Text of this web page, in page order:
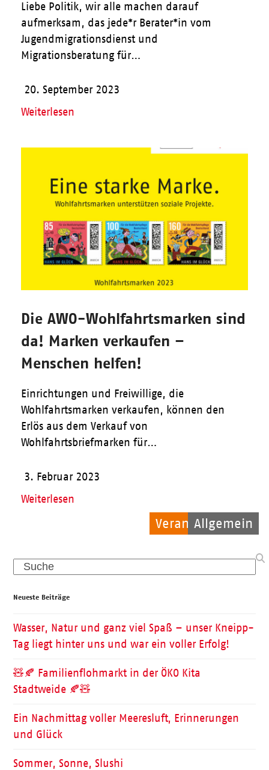
Veranstaltungen
Migration
Liebe Politik, wir alle machen darauf
aufmerksam, das jede*r Berater*in vom
Jugendmigrationsdienst und
Migrationsberatung für…
20. September 2023
Weiterlesen
Allgemein
Die AWO-Wohlfahrtsmarken sind
da! Marken verkaufen –
Menschen helfen!
Einrichtungen und Freiwillige, die
Wohlfahrtsmarken verkaufen, können den
Erlös aus dem Verkauf von
Wohlfahrtsbriefmarken für…
3. Februar 2023
Weiterlesen
Search
Neueste Beiträge
Wasser, Natur und ganz viel Spaß – unser Kneipp-
Tag liegt hinter uns und war ein voller Erfolg!
🧸🍂 Familienflohmarkt in der ÖKO Kita
Stadtweide 🍂🧸
Ein Nachmittag voller Meeresluft, Erinnerungen
und Glück
Sommer, Sonne, Slushi